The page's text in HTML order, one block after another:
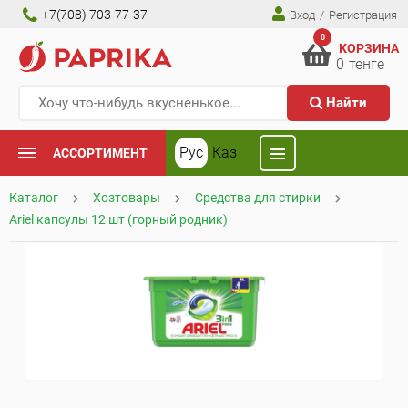
+7(708) 703-77-37 Вход / Регистрация
Найти
0
КОРЗИНА
0 тенге
АССОРТИМЕНТ Рус Каз
Каталог Хозтовары
Средства для стирки
Ariel капсулы 12 шт (горный родник)